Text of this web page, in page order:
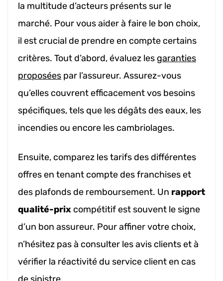
la multitude d’acteurs présents sur le
marché. Pour vous aider à faire le bon choix,
il est crucial de prendre en compte certains
critères. Tout d’abord, évaluez les garanties
proposées par l’assureur. Assurez-vous
qu’elles couvrent efficacement vos besoins
spécifiques, tels que les dégâts des eaux, les
incendies ou encore les cambriolages.
Ensuite, comparez les tarifs des différentes
offres en tenant compte des franchises et
des plafonds de remboursement. Un rapport
qualité-prix compétitif est souvent le signe
d’un bon assureur. Pour affiner votre choix,
n’hésitez pas à consulter les avis clients et à
vérifier la réactivité du service client en cas